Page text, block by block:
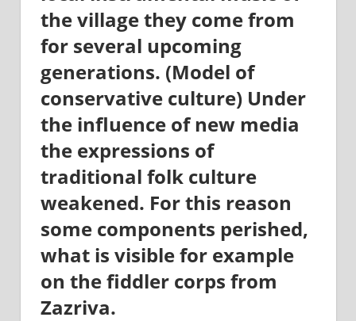
the village they come from
for several upcoming
generations. (Model of
conservative culture) Under
the influence of new media
the expressions of
traditional folk culture
weakened. For this reason
some components perished,
what is visible for example
on the fiddler corps from
Zazriva.